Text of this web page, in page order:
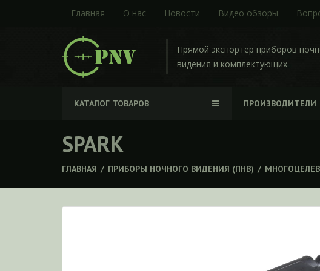
Главная О нас Новости Видео обзоры
Прямой экспортер приборов
видения и комплектующих
КАТАЛОГ ТОВАРОВ ПРОИЗВОДИТЕЛИ
SPARK
ГЛАВНАЯ / ПРИБОРЫ НОЧНОГО ВИДЕНИЯ (ПНВ) /